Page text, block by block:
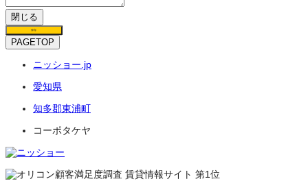
閉じる
保存
PAGETOP
ニッショー.jp
愛知県
知多郡東浦町
コーポタケヤ